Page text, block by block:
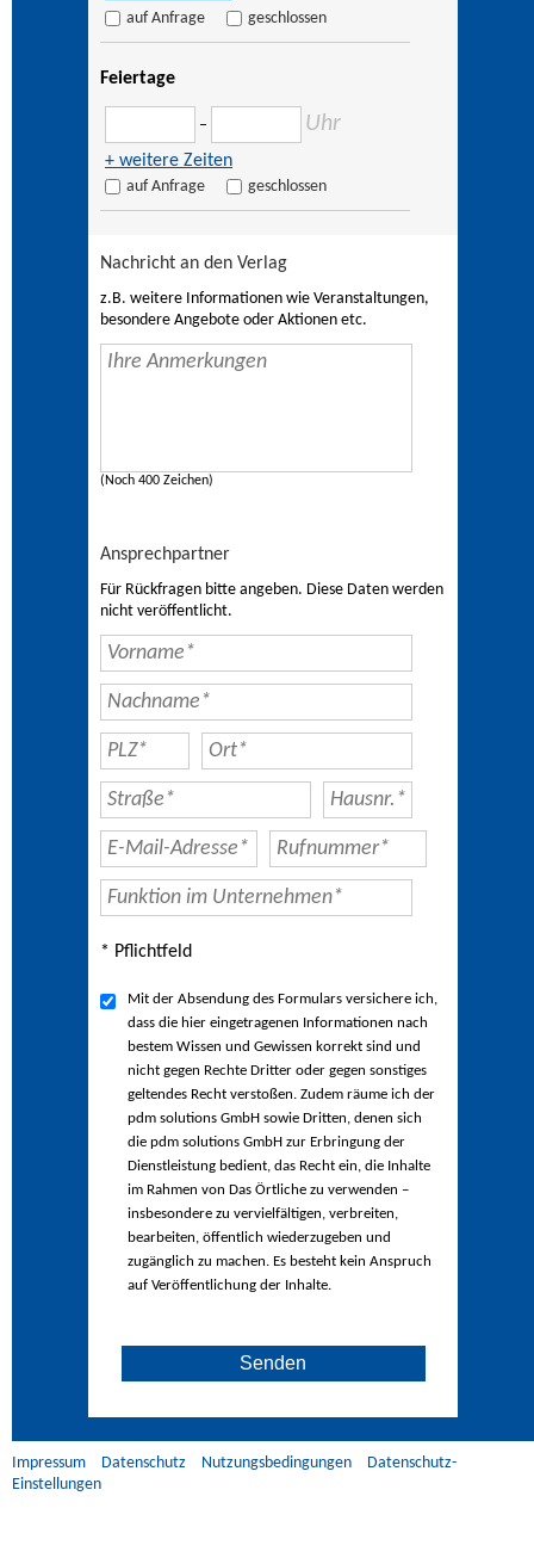
auf Anfrage geschlossen
Feiertage
– Uhr
+ weitere Zeiten
auf Anfrage geschlossen
Nachricht an den Verlag
z.B. weitere Informationen wie Veranstaltungen,
besondere Angebote oder Aktionen etc.
(Noch 400 Zeichen)
Ansprechpartner
Für Rückfragen bitte angeben. Diese Daten werden
nicht veröffentlicht.
* Pflichtfeld
Mit der Absendung des Formulars versichere ich,
dass die hier eingetragenen Informationen nach
bestem Wissen und Gewissen korrekt sind und
nicht gegen Rechte Dritter oder gegen sonstiges
geltendes Recht verstoßen. Zudem räume ich der
pdm solutions GmbH sowie Dritten, denen sich
die pdm solutions GmbH zur Erbringung der
Dienstleistung bedient, das Recht ein, die Inhalte
im Rahmen von Das Örtliche zu verwenden –
insbesondere zu vervielfältigen, verbreiten,
bearbeiten, öffentlich wiederzugeben und
zugänglich zu machen. Es besteht kein Anspruch
auf Veröffentlichung der Inhalte.
Senden
Impressum Datenschutz Nutzungsbedingungen
Datenschutz-
Einstellungen